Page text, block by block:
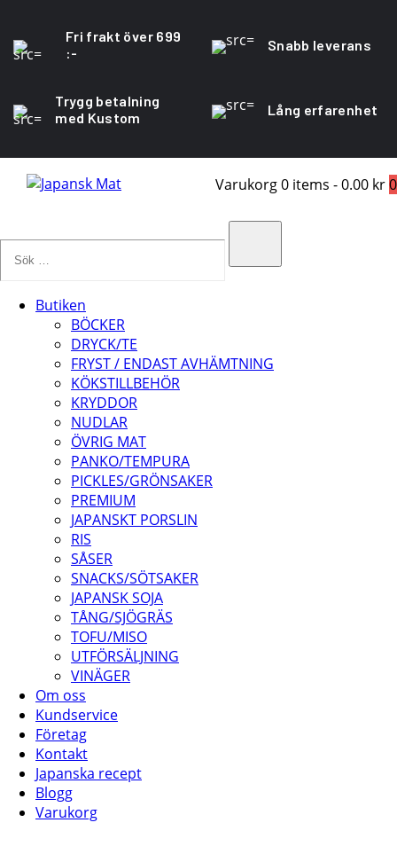
Fri frakt över 699
:-
Snabb leverans
Trygg betalning
med Kustom
Lång erfarenhet
Varukorg0 items -0.00 kr0
Butiken
BÖCKER
DRYCK/TE
FRYST / ENDAST AVHÄMTNING
KÖKSTILLBEHÖR
KRYDDOR
NUDLAR
ÖVRIG MAT
PANKO/TEMPURA
PICKLES/GRÖNSAKER
PREMIUM
JAPANSKT PORSLIN
RIS
SÅSER
SNACKS/SÖTSAKER
JAPANSK SOJA
TÅNG/SJÖGRÄS
TOFU/MISO
UTFÖRSÄLJNING
VINÄGER
Om oss
Kundservice
Företag
Kontakt
Japanska recept
Blogg
Varukorg